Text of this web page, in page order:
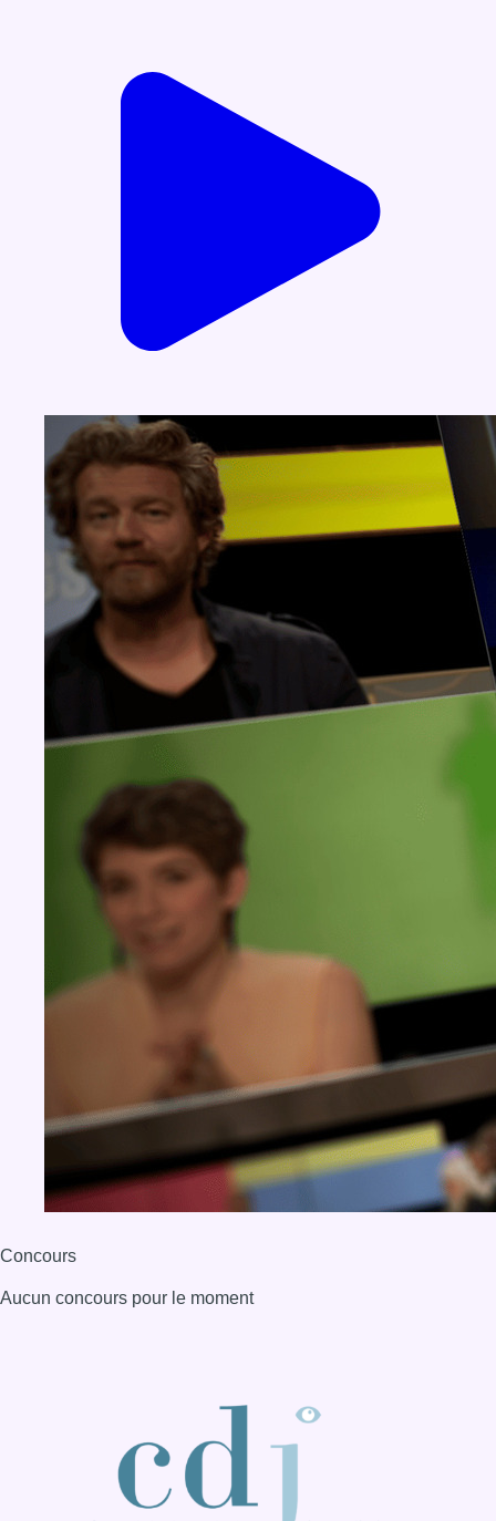
Concours
Aucun concours pour le moment